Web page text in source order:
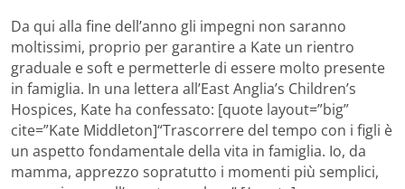
Da qui alla fine dell’anno gli impegni non saranno
moltissimi, proprio per garantire a Kate un rientro
graduale e soft e permetterle di essere molto presente
in famiglia. In una lettera all’East Anglia’s Children’s
Hospices, Kate ha confessato: [quote layout=”big”
cite=”Kate Middleton]“Trascorrere del tempo con i figli è
un aspetto fondamentale della vita in famiglia. Io, da
mamma, apprezzo sopratutto i momenti più semplici,